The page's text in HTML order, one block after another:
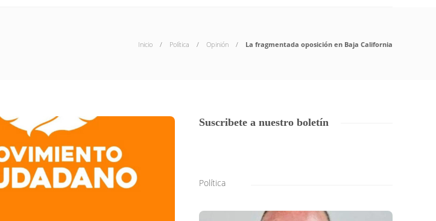
Inicio Política Opinión La fragmentada oposición en Baja California
Suscribete a nuestro boletín
Política